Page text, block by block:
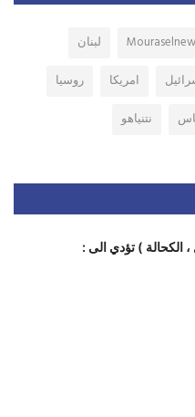
لبنان
امريكا
روسيا
نتنياهو
الكحالة ) تؤدي الى :